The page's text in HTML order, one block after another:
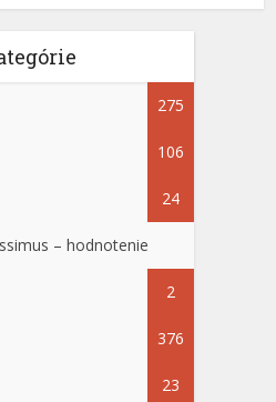
275
106
24
– hodnotenie
2
376
23